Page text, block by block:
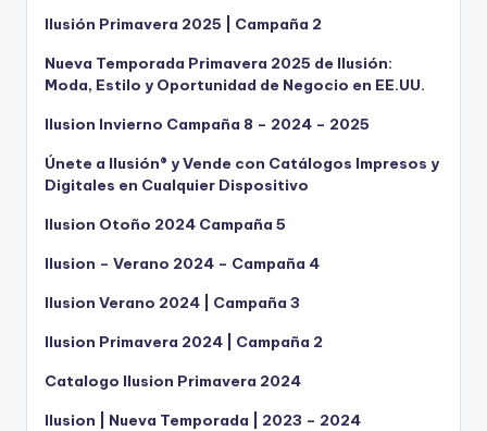
Ilusión Primavera 2025 | Campaña 2
Nueva Temporada Primavera 2025 de Ilusión:
Moda, Estilo y Oportunidad de Negocio en EE.UU.
Ilusion Invierno Campaña 8 – 2024 – 2025
Únete a Ilusión® y Vende con Catálogos Impresos y
Digitales en Cualquier Dispositivo
Ilusion Otoño 2024 Campaña 5
Ilusion – Verano 2024 – Campaña 4
Ilusion Verano 2024 | Campaña 3
Ilusion Primavera 2024 | Campaña 2
Catalogo Ilusion Primavera 2024
Ilusion | Nueva Temporada | 2023 – 2024